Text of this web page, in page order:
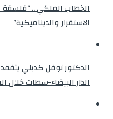
الخطاب الملكي .. “فلسفة
الاستقرار والديناميكية”
الدار البيضاء-سطات خلال